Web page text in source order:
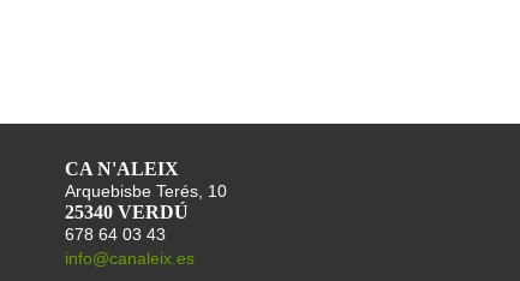
CA N'ALEIX
Arquebisbe Terés, 10
25340 VERDÚ
678 64 03 43
info@canaleix.es